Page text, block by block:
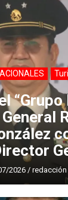
“Grupo
General
2026/ redacción